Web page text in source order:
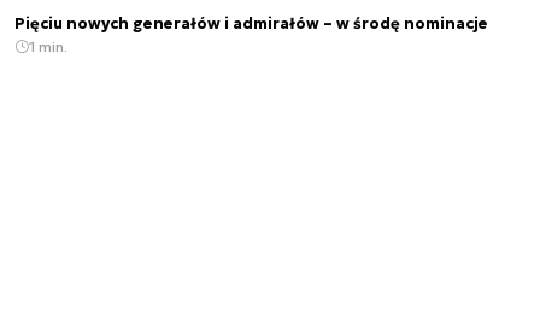
Pięciu nowych generałów i admirałów – w środę nominacje
1 min.